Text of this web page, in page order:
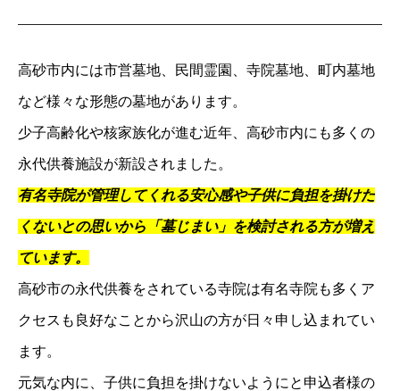
高砂市内には市営墓地、民間霊園、寺院墓地、町内墓地
など様々な形態の墓地があります。
少子高齢化や核家族化が進む近年、高砂市内にも多くの
永代供養施設が新設されました。
有名寺院が管理してくれる安心感や子供に負担を掛けた
くないとの思いから「墓じまい」を検討される方が増え
ています。
高砂市の永代供養をされている寺院は有名寺院も多くア
クセスも良好なことから沢山の方が日々申し込まれてい
ます。
元気な内に、子供に負担を掛けないようにと申込者様の